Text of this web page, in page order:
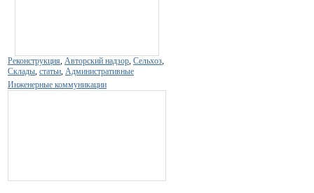
Реконструкция, Авторский надзор, Сельхоз,
Склады, статьи, Административные
Инженерные коммуникации